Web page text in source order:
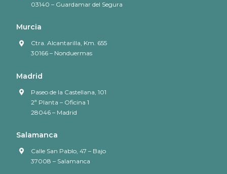
03140 – Guardamar del Segura
Murcia
Ctra. Alcantarilla, Km. 655
30166 – Nonduermas
Madrid
Paseo de la Castellana, 101
2ª Planta – Oficina 1
28046 – Madrid
Salamanca
Calle San Pablo, 47 – Bajo
37008 – Salamanca